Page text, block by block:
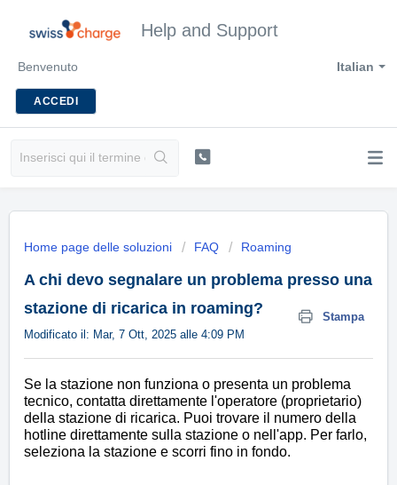
Help and Support
Italian
Benvenuto
ACCEDI
Home page delle soluzioni FAQ Roaming
A chi devo segnalare un problema presso una
stazione di ricarica in roaming?
Stampa
Modificato il: Mar, 7 Ott, 2025 alle 4:09 PM
Se la stazione non funziona o presenta un problema
tecnico, contatta direttamente l'operatore (proprietario)
della stazione di ricarica. Puoi trovare il numero della
hotline direttamente sulla stazione o nell'app. Per farlo,
seleziona la stazione e scorri fino in fondo.